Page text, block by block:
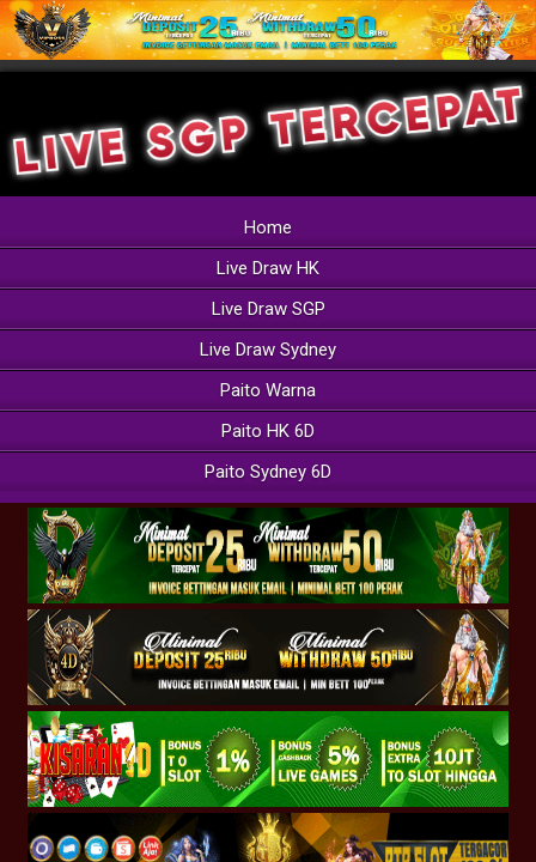
Home
Live Draw HK
Live Draw SGP
Live Draw Sydney
Paito Warna
Paito HK 6D
Paito Sydney 6D